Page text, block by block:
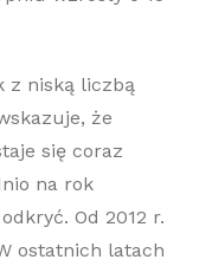
z niską liczbą
że
się coraz
na rok
Od 2012 r.
ostatnich latach